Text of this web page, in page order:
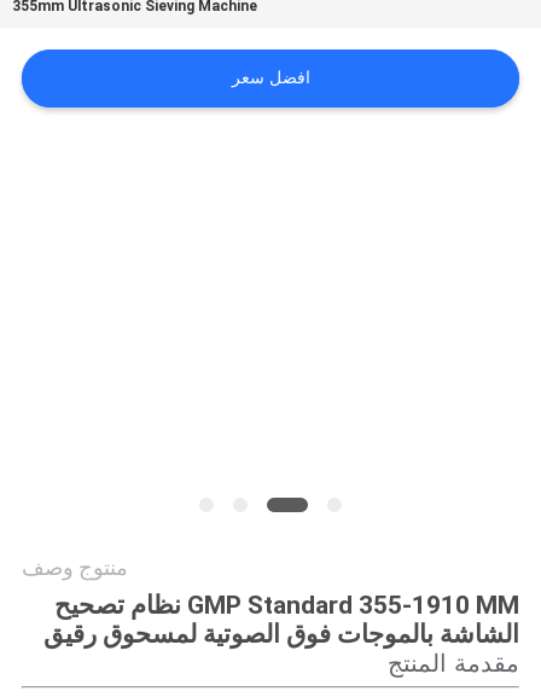
خريطة
355mm Ultrasonic Sieving Machine
افضل سعر
منتوج وصف
GMP Standard 355-1910 MM نظام تصحيح
الشاشة بالموجات فوق الصوتية لمسحوق رقيق
مقدمة المنتج